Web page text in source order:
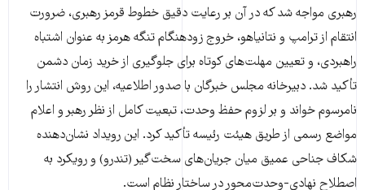
رهبری مواجه شد که در آن بر رعایت دقیق خطوط قرمز رهبری، ضرورت
انتقام از ترامپ و نتانیاهو، خروج زودهنگام تنگه هرمز به عنوان اشتباه
راهبردی، و تعیین مهلت‌های کوتاه برای جلوگیری از خرید زمان دشمن
تأکید شد. دبیرخانه مجلس خبرگان با صدور اطلاعیه، این روش انتشار را
نامرسوم خواند و بر لزوم حفظ وحدت، تبعیت کامل از نظر رهبر و اعلام
مواضع رسمی از طریق هیئت رئیسه تأکید کرد. این رویداد نشان‌دهنده
شکاف جناحی عمیق میان جریان‌های سخت‌گیر (تندرو) و رویکرد به
اصطلاح نهادی-وحدت‌محور در ساختار نظام است.